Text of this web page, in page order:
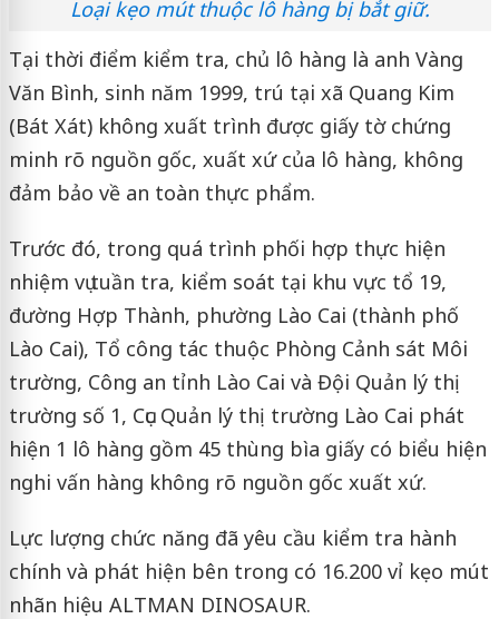
Loại kẹo mút thuộc lô hàng bị bắt giữ.
Tại thời điểm kiểm tra, chủ lô hàng là anh Vàng
Văn Bình, sinh năm 1999, trú tại xã Quang Kim
(Bát Xát) không xuất trình được giấy tờ chứng
minh rõ nguồn gốc, xuất xứ của lô hàng, không
đảm bảo về an toàn thực phẩm.
Trước đó, trong quá trình phối hợp thực hiện
nhiệm vụ tuần tra, kiểm soát tại khu vực tổ 19,
đường Hợp Thành, phường Lào Cai (thành phố
Lào Cai), Tổ công tác thuộc Phòng Cảnh sát Môi
trường, Công an tỉnh Lào Cai và Đội Quản lý thị
trường số 1, Cục Quản lý thị trường Lào Cai phát
hiện 1 lô hàng gồm 45 thùng bìa giấy có biểu hiện
nghi vấn hàng không rõ nguồn gốc xuất xứ.
Lực lượng chức năng đã yêu cầu kiểm tra hành
chính và phát hiện bên trong có 16.200 vỉ kẹo mút
nhãn hiệu ALTMAN DINOSAUR.